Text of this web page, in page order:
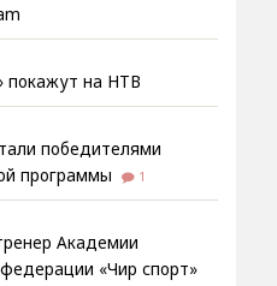
покажут на НТВ
победителями
программы
1
Академии
«Чир спорт»